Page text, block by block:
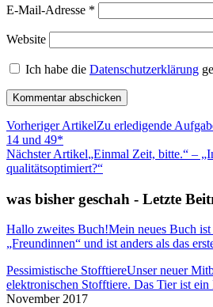
E-Mail-Adresse *
Website
Ich habe die Datenschutzerklärung
Vorheriger ArtikelZu erledigende
14 und 49*
Nächster Artikel„Einmal Zeit, bitte.“ –
qualitätsoptimiert?“
was bisher geschah - Letzte
Hallo zweites Buch!Mein neues Buch
„Freundinnen“ und ist anders als das
Pessimistische StofftiereUnser neuer
elektronischen Stofftiere. Das Tier ist
November 2017